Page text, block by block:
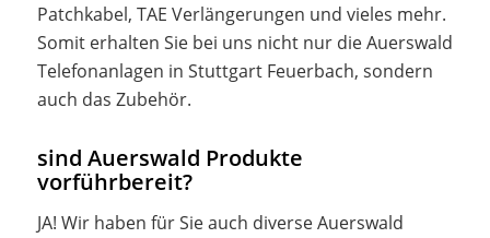
Patchkabel, TAE Verlängerungen und vieles mehr.
Somit erhalten Sie bei uns nicht nur die Auerswald
Telefonanlagen in Stuttgart Feuerbach, sondern
auch das Zubehör.
sind Auerswald Produkte
vorführbereit?
JA! Wir haben für Sie auch diverse Auerswald